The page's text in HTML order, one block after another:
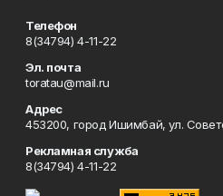
Телефон
8(34794) 4-11-22
Эл. почта
toratau@mail.ru
Адрес
453200, город Ишимбай, ул.
Рекламная служба
8(34794) 4-11-22